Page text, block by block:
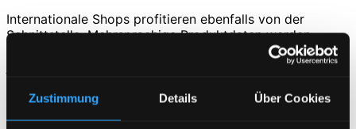
Zustimmung Details Über Cookies
Internationale Shops profitieren ebenfalls von der
Schnittstelle. Mehrsprachige Produktdaten werden
zentral in MeDaPro gepflegt und anschließend in die
jeweiligen Sprachversionen des Webshops übertragen.
Mit und ohne PIM-